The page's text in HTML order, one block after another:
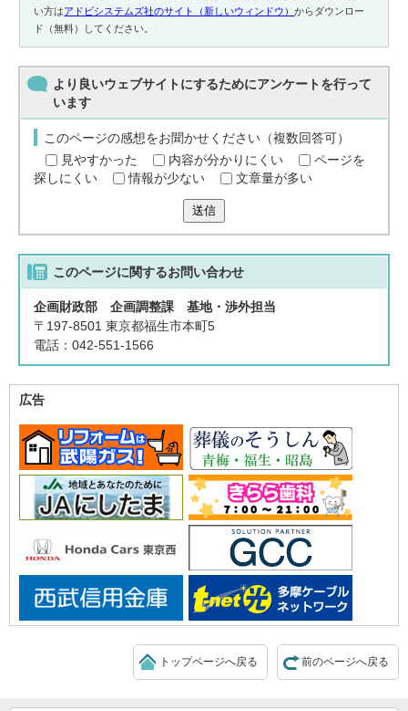
い方はアドビシステムズ社のサイト（新しいウィンドウ）からダウンロー
ド（無料）してください。
より良いウェブサイトにするためにアンケートを行って
います
このページの感想をお聞かせください（複数回答可）
見やすかった
内容が分かりにくい
ページを
探しにくい
情報が少ない 文章量が多い
送信
このページに関するお問い合わせ
企画財政部 企画調整課 基地・渉外担当
〒197-8501 東京都福生市本町5
電話：042-551-1566
広告
前のページへ戻る
トップページへ戻る